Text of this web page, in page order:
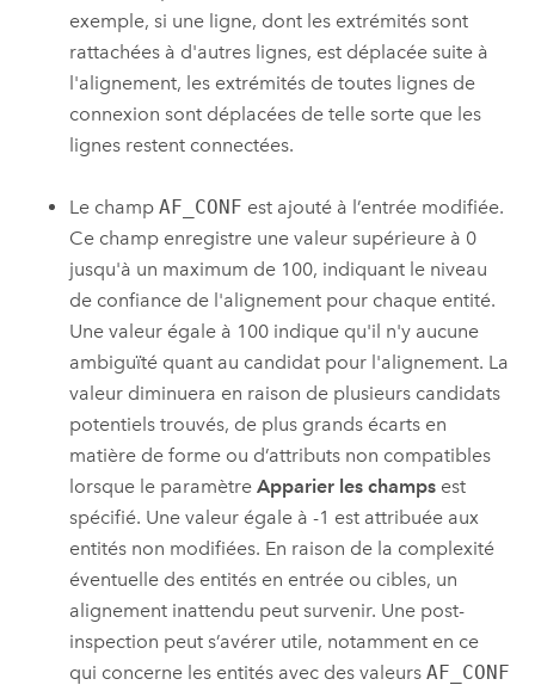
exemple, si une ligne, dont les extrémités sont
rattachées à d'autres lignes, est déplacée suite à
l'alignement, les extrémités de toutes lignes de
connexion sont déplacées de telle sorte que les
lignes restent connectées.
Le champAF_CONF est ajouté à l’entrée modifiée.
Ce champ enregistre une valeur supérieure à 0
jusqu'à un maximum de 100, indiquant le niveau
de confiance de l'alignement pour chaque entité.
Une valeur égale à 100 indique qu'il n'y aucune
ambiguïté quant au candidat pour l'alignement. La
valeur diminuera en raison de plusieurs candidats
potentiels trouvés, de plus grands écarts en
matière de forme ou d’attributs non compatibles
lorsque le paramètreApparier les champs est
spécifié. Une valeur égale à -1 est attribuée aux
entités non modifiées. En raison de la complexité
éventuelle des entités en entrée ou cibles, un
alignement inattendu peut survenir. Une post-
inspection peut s’avérer utile, notamment en ce
qui concerne les entités avec des valeursAF_CONF